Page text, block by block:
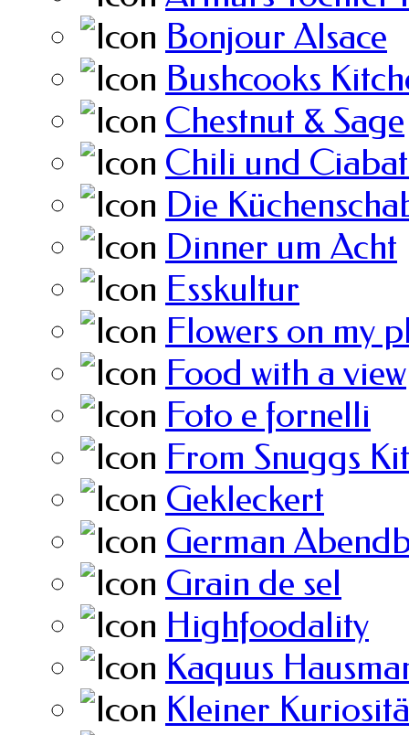
Bonjour Alsace
Bushcooks
Chestnut & Sage
Chili und
Die
Dinner um Acht
Esskultur
Flowers on my
Food with a view
Foto e fornelli
From Snuggs
Gekleckert
German
Grain de sel
Highfoodality
Kaquus
Kleiner